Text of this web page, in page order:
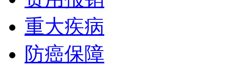
重大疾病
防癌保障